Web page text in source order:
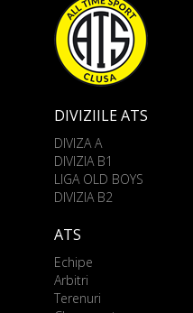
DIVIZIILE ATS
DIVIZA A
DIVIZIA B1
LIGA OLD BOYS
DIVIZIA B2
ATS
Echipe
Arbitri
Terenuri